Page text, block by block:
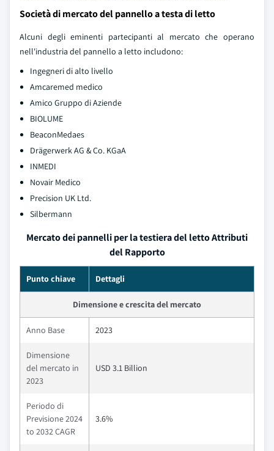
Società di mercato del pannello a testa di letto
Alcuni degli eminenti partecipanti al mercato che operano
nell'industria del pannello a letto includono:
Ingegneri di alto livello
Amcaremed medico
Amico Gruppo di Aziende
BIOLUME
BeaconMedaes
Drägerwerk AG & Co. KGaA
INMEDI
Novair Medico
Precision UK Ltd.
Silbermann
Mercato dei pannelli per la testiera del letto Attributi
del Rapporto
Punto chiave Dettagli
Dimensione e crescita del mercato
Anno Base 2023
Dimensione
del mercato in
2023
USD 3.1 Billion
Periodo di
Previsione 2024
to 2032 CAGR
3.6%